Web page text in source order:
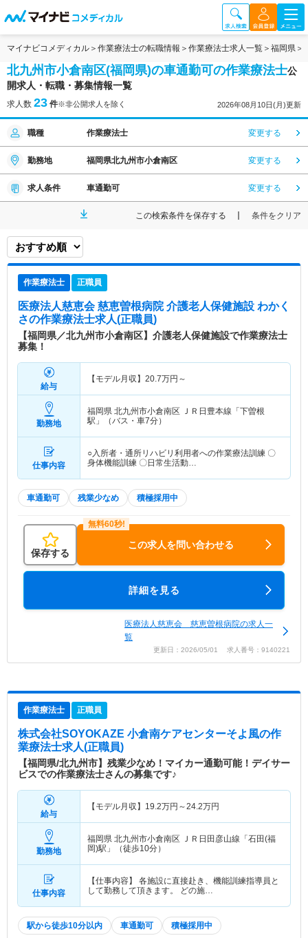
マイナビコメディカル 作業療法士の転職情報 作業療法士求人一覧 福岡県
北九州市小倉南区(福岡県)の車通勤可の作業療法士公
開求人・転職・募集情報一覧
求人数 23 件※非公開求人を除く 2026年08月10日(月)更新
職種 作業療法士 変更する
勤務地 福岡県北九州市小倉南区 変更する
求人条件 車通勤可 変更する
この検索条件を保存する 条件をクリア
作業療法士 正職員
医療法人慈恵会 慈恵曽根病院 介護老人保健施設 わかく
さの作業療法士求人(正職員)
【福岡県／北九州市小倉南区】介護老人保健施設で作業療法士
募集！
給与
【モデル月収】 20.7万円～
勤務地
福岡県 北九州市小倉南区 ＪＲ日豊本線「下曽根
駅」（バス・車7分）
仕事内容
○入所者・通所リハビリ利用者への作業療法訓練 〇
身体機能訓練 〇日常生活動…
車通勤可 残業少なめ 積極採用中
保存する
この求人を問い合わせる
詳細を見る
医療法人慈恵会 慈恵曽根病院の求人一
覧
更新日：2026/05/01 求人番号：9140221
作業療法士 正職員
株式会社SOYOKAZE 小倉南ケアセンターそよ風の作
業療法士求人(正職員)
【福岡県/北九州市】残業少なめ！マイカー通勤可能！デイサー
ビスでの作業療法士さんの募集です♪
給与
【モデル月収】 19.2万円～24.2万円
勤務地
福岡県 北九州市小倉南区 ＪＲ日田彦山線「石田(福
岡)駅」（徒歩10分）
仕事内容
【仕事内容】 各施設に直接赴き、機能訓練指導員と
して勤務して頂きます。 どの施…
駅から徒歩10分以内 車通勤可 積極採用中